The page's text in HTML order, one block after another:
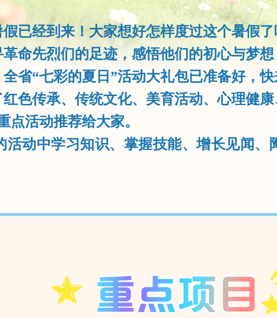
经到来！大家想好怎样度过这个暑假了
命先烈们的足迹，感悟他们的初心与梦
省“七彩的夏日”活动大礼包已准备好，
传承、传统文化、美育活动、心理健康
点活动推荐给大家。
中学习知识、掌握技能、增长见闻、